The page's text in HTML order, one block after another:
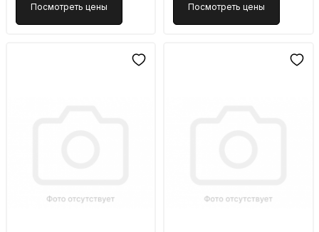
Посмотреть цены Посмотреть цены